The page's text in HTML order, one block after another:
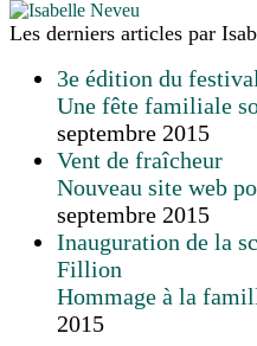
Les derniers articles par
3e édition du
Une fête familiale
septembre 2015
Vent de fraîcheur
Nouveau site web
septembre 2015
Inauguration de la
Fillion
Hommage à la
2015